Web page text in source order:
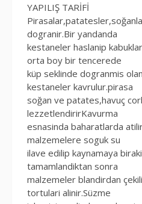
YAPILIŞ TARİFİ
dogranir.Bir yandanda
kestaneler haslanip
orta boy bir tencerede
küp seklinde dogranmis
kestaneler kavrulur.pirasa
soğan ve patates,havuç
lezzetlendirirKavurma
esnasinda baharatlarda
malzemelere soguk su
ilave edilip kaynamaya
tamamlandiktan sonra
malzemeler blandirdan
tortulari alinir.Süzme